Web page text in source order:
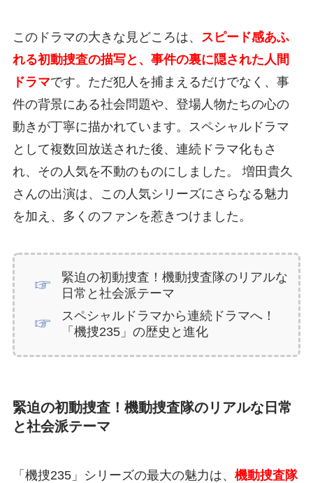
このドラマの大きな見どころは、
スピード感あふ
れる初動捜査の描写と、事件の裏に隠された人間
ドラマです。ただ犯人を捕まえるだけでなく、事
件の背景にある社会問題や、登場人物たちの心の
動きが丁寧に描かれています。スペシャルドラマ
として複数回放送された後、連続ドラマ化もさ
れ、その人気を不動のものにしました。 増田貴久
さんの出演は、この人気シリーズにさらなる魅力
を加え、多くのファンを惹きつけました。
緊迫の初動捜査！機動捜査隊のリアルな
日常と社会派テーマ
スペシャルドラマから連続ドラマへ！
「機捜235」の歴史と進化
緊迫の初動捜査！機動捜査隊のリアルな日常
と社会派テーマ
「機捜235」シリーズの最大の魅力は、 機動捜査隊